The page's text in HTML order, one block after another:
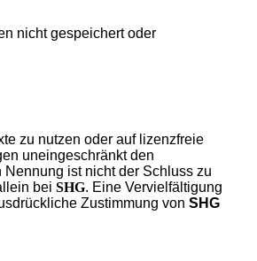
nicht gespeichert oder
zu nutzen oder auf lizenzfreie
uneingeschränkt den
ist nicht der Schluss zu
bei SHG. Eine Vervielfältigung
Zustimmung von SHG